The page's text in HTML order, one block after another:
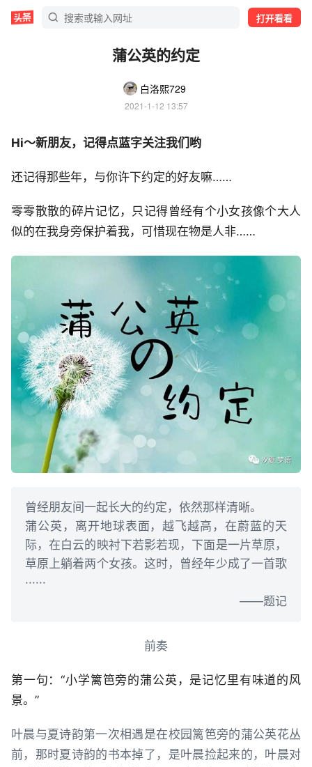
打开看看
蒲公英的约定
白洛熙729
2021-1-12 13:57
Hi～新朋友，记得点蓝字关注我们哟
还记得那些年，与你许下约定的好友嘛……
零零散散的碎片记忆，只记得曾经有个小女孩像个大人
似的在我身旁保护着我，可惜现在物是人非……
曾经朋友间一起长大的约定，依然那样清晰。
蒲公英，离开地球表面，越飞越高，在蔚蓝的天
际，在白云的映衬下若影若现，下面是一片草原，
草原上躺着两个女孩。这时，曾经年少成了一首歌
······
——题记
前奏
第一句：“小学篱笆旁的蒲公英，是记忆里有味道的风
景。”
叶晨与夏诗韵第一次相遇是在校园篱笆旁的蒲公英花丛
前，那时夏诗韵的书本掉了，是叶晨捡起来的，叶晨对